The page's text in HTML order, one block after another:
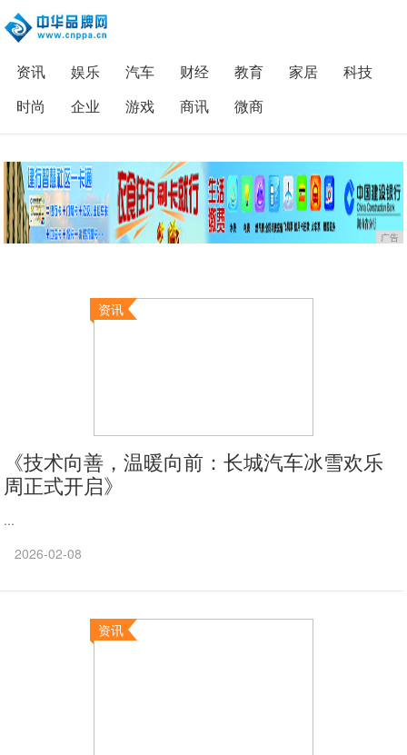
资讯 娱乐 汽车 财经 教育 家居
科技
时尚
企业 游戏 商讯 微商
广告
资讯
《技术向善，温暖向前：长城汽车冰雪欢乐
周正式开启》
...
2026-02-08
资讯